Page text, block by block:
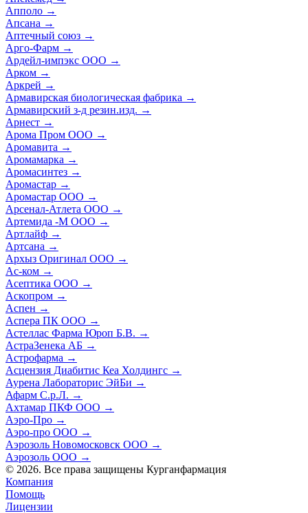
Апполо →
Апсана →
Аптечный союз →
Арго-Фарм →
Ардейл-импэкс ООО →
Арком →
Аркрей →
Армавирская биологическая фабрика →
Армавирский з-д резин.изд. →
Арнест →
Арома Пром ООО →
Аромавита →
Аромамарка →
Аромасинтез →
Аромастар →
Аромастар ООО →
Арсенал-Атлета ООО →
Артемида -М ООО →
Артлайф →
Артсана →
Архыз Оригинал ООО →
Ас-ком →
Асептика ООО →
Аскопром →
Аспен →
Аспера ПК ООО →
Астеллас Фарма Юроп Б.В. →
АстраЗенека АБ →
Астрофарма →
Асцензия Диабитис Кеа Холдингс →
Аурена Лабораторис ЭйБи →
Афарм С.р.Л. →
Ахтамар ПКФ ООО →
Аэро-Про →
Аэро-про ООО →
Аэрозоль Новомосковск ООО →
Аэрозоль ООО →
© 2026. Все права защищены Курганфармация
Компания
Помощь
Лицензии